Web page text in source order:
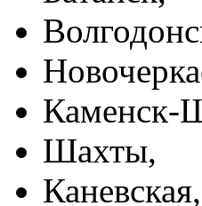
Каменск-
Шахты,
Каневская,